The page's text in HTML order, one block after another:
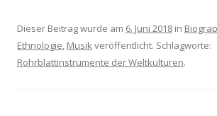
Dieser Beitrag wurde am 6. Juni 2018 in
Ethnologie, Musikveröffentlicht. Schlagworte:
Rohrblattinstrumente der Weltkulturen.